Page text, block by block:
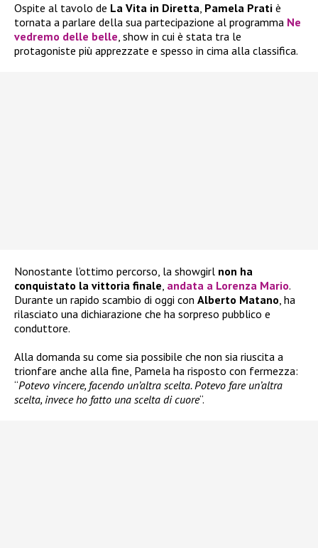
Ospite al tavolo de La Vita in Diretta, Pamela Prati è
tornata a parlare della sua partecipazione al programma Ne
vedremo delle belle, show in cui è stata tra le
protagoniste più apprezzate e spesso in cima alla classifica.
Nonostante l’ottimo percorso, la showgirl non ha
conquistato la vittoria finale, andata a Lorenza Mario.
Durante un rapido scambio di oggi con Alberto Matano, ha
rilasciato una dichiarazione che ha sorpreso pubblico e
conduttore.
Alla domanda su come sia possibile che non sia riuscita a
trionfare anche alla fine, Pamela ha risposto con fermezza:
“Potevo vincere, facendo un’altra scelta. Potevo fare un’altra
scelta, invece ho fatto una scelta di cuore“.